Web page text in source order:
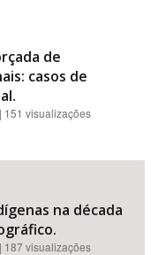
de
casos de
| 151 visualizações
na década
| 187 visualizações